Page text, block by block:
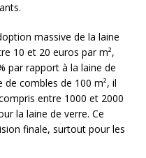
massive de la laine
10 et 20 euros par m²,
par rapport à la laine de
combles de 100 m², il
entre 1000 et 2000
la laine de verre. Ce
finale, surtout pour les